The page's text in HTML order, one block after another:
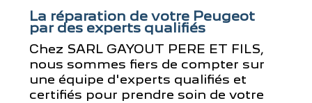
La réparation de votre Peugeot
par des experts qualifiés
Chez SARL GAYOUT PERE ET FILS,
nous sommes fiers de compter sur
une équipe d'experts qualifiés et
certifiés pour prendre soin de votre